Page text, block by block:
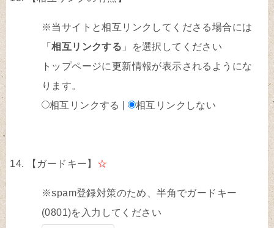
※当サイトと相互リンクしてくださる場合には
「相互リンクする 」を選択してください
トップページに更新情報が表示されるようにな
ります。
相互リンクする |
相互リンクしない
【ガードキー】 ☆
※spam登録対策のため、半角でガードキー
(0801)を入力してください